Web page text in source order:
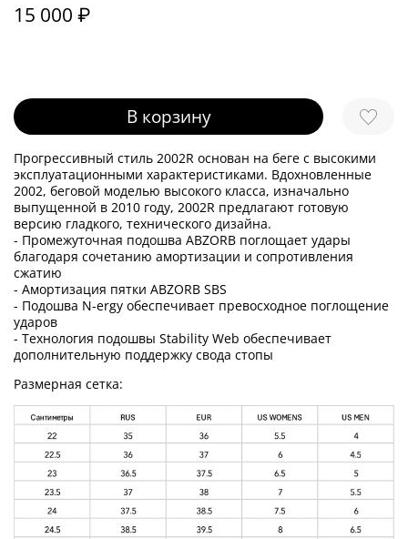
15 000 ₽
В корзину
Прогрессивный стиль 2002R основан на беге с высокими
эксплуатационными характеристиками. Вдохновленные
2002, беговой моделью высокого класса, изначально
выпущенной в 2010 году, 2002R предлагают готовую
версию гладкого, технического дизайна.
- Промежуточная подошва ABZORB поглощает удары
благодаря сочетанию амортизации и сопротивления
сжатию
- Амортизация пятки ABZORB SBS
- Подошва N-ergy обеспечивает превосходное поглощение
ударов
- Технология подошвы Stability Web обеспечивает
дополнительную поддержку свода стопы
Размерная сетка: